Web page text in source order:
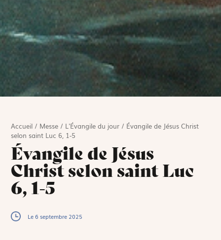
Accueil / Messe / L'Évangile du jour / Évangile de Jésus Christ
selon saint Luc 6, 1-5
Évangile de Jésus
Christ selon saint Luc
6, 1-5
Le 6 septembre 2025